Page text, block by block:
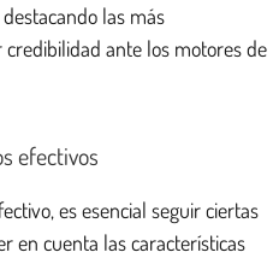
las más
ante los motores de
efectivos
es esencial seguir ciertas
en cuenta las características